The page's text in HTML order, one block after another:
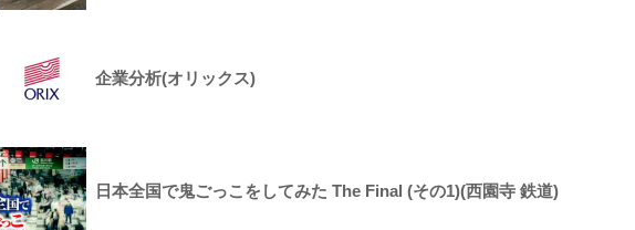
企業分析(オリックス)
日本全国で鬼ごっこをしてみた The Final (その1)(西園寺 鉄道)